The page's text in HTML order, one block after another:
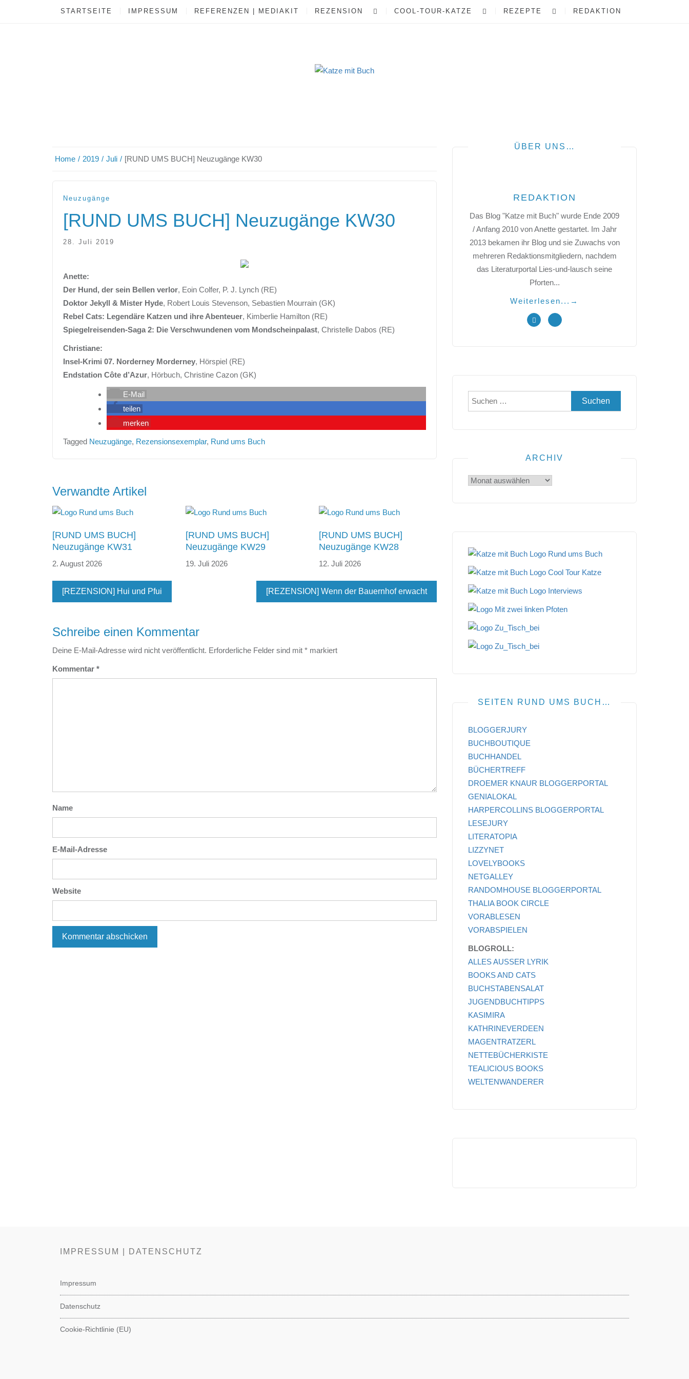
STARTSEITE IMPRESSUM REFERENZEN | MEDIAKIT REZENSION COOL-TOUR-KATZE REZEPTE REDAKTION
Home 2019 Juli [RUND UMS BUCH] Neuzugänge KW30
Neuzugänge
[RUND UMS BUCH] Neuzugänge KW30
28. Juli 2019
Anette:
Der Hund, der sein Bellen verlor, Eoin Colfer, P. J. Lynch (RE)
Doktor Jekyll & Mister Hyde, Robert Louis Stevenson, Sebastien Mourrain (GK)
Rebel Cats: Legendäre Katzen und ihre Abenteuer, Kimberlie Hamilton (RE)
Spiegelreisenden-Saga 2: Die Verschwundenen vom Mondscheinpalast, Christelle Dabos (RE)
Christiane:
Insel-Krimi 07. Norderney Morderney, Hörspiel (RE)
Endstation Côte d’Azur, Hörbuch, Christine Cazon (GK)
E-Mail
teilen
merken
Tagged Neuzugänge, Rezensionsexemplar, Rund ums Buch
Verwandte Artikel
[RUND UMS BUCH]
Neuzugänge KW31
2. August 2026
[RUND UMS BUCH]
Neuzugänge KW29
19. Juli 2026
[RUND UMS BUCH]
Neuzugänge KW28
12. Juli 2026
Beitragsnavigation
[REZENSION] Hui und Pfui [REZENSION] Wenn der Bauernhof erwacht
Schreibe einen Kommentar
Deine E-Mail-Adresse wird nicht veröffentlicht. Erforderliche Felder sind mit * markiert
Kommentar *
Name
E-Mail-Adresse
Website
ÜBER UNS…
REDAKTION
Das Blog "Katze mit Buch" wurde Ende 2009
/ Anfang 2010 von Anette gestartet. Im Jahr
2013 bekamen ihr Blog und sie Zuwachs von
mehreren Redaktionsmitgliedern, nachdem
das Literaturportal Lies-und-lausch seine
Pforten...
Weiterlesen... →
Suchen
nach:
ARCHIV
Archiv
SEITEN RUND UMS BUCH…
BLOGGERJURY
BUCHBOUTIQUE
BUCHHANDEL
BÜCHERTREFF
DROEMER KNAUR BLOGGERPORTAL
GENIALOKAL
HARPERCOLLINS BLOGGERPORTAL
LESEJURY
LITERATOPIA
LIZZYNET
LOVELYBOOKS
NETGALLEY
RANDOMHOUSE BLOGGERPORTAL
THALIA BOOK CIRCLE
VORABLESEN
VORABSPIELEN
BLOGROLL:
ALLES AUSSER LYRIK
BOOKS AND CATS
BUCHSTABENSALAT
JUGENDBUCHTIPPS
KASIMIRA
KATHRINEVERDEEN
MAGENTRATZERL
NETTEBÜCHERKISTE
TEALICIOUS BOOKS
WELTENWANDERER
IMPRESSUM | DATENSCHUTZ
Impressum
Datenschutz
Cookie-Richtlinie (EU)